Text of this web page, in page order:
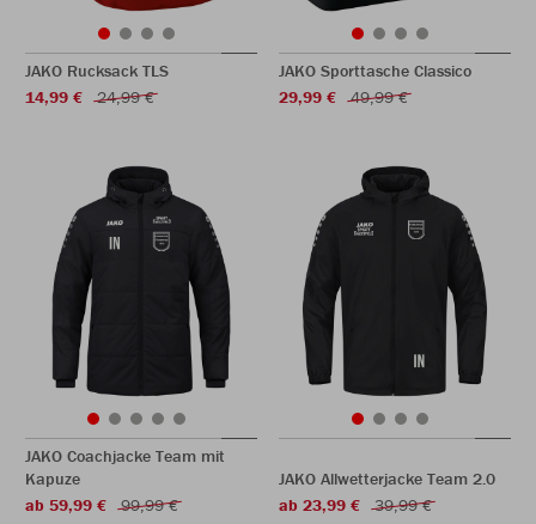
JAKO Rucksack TLS
14,99 €
24,99 €
JAKO Sporttasche Classico
29,99 €
49,99 €
JAKO Coachjacke Team mit
Kapuze
ab 59,99 €
99,99 €
JAKO Allwetterjacke Team 2.0
ab 23,99 €
39,99 €